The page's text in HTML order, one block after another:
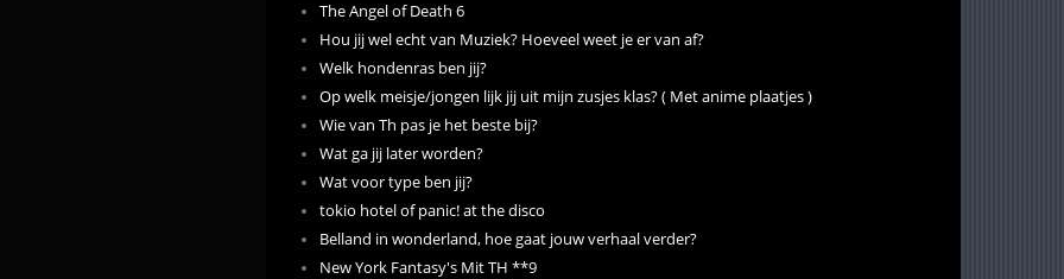
The Angel of Death 6
Hou jij wel echt van Muziek? Hoeveel weet je er van af?
Welk hondenras ben jij?
Op welk meisje/jongen lijk jij uit mijn zusjes klas? ( Met anime plaatjes )
Wie van Th pas je het beste bij?
Wat ga jij later worden?
Wat voor type ben jij?
tokio hotel of panic! at the disco
Belland in wonderland, hoe gaat jouw verhaal verder?
New York Fantasy's Mit TH **9